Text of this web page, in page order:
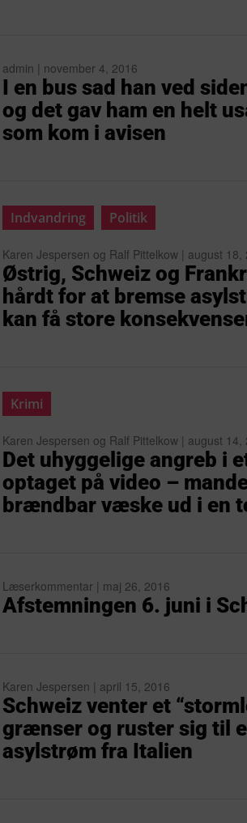
admin | november 4, 2016
I en bus sad han ved
og det gav ham en helt
som kom i avisen
Indvandring Politik
Karen Jespersen og Ralf Pittelkow | august 18,
Østrig, Schweiz og
hårdt for at bremse
kan få store
Krimi
Karen Jespersen og Ralf Pittelkow | august 14,
Det uhyggelige angreb i
optaget på video –
brændbar væske ud i en
Læserkommentar | maj 26, 2016
Afstemningen 6. juni i
Karen Jespersen | april 15, 2016
Schweiz venter et
grænser og ruster sig til
asylstrøm fra Italien